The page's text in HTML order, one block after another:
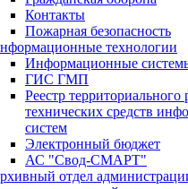
Контакты
Пожарная безопасность
технологии
Информационные
ГИС ГМП
Реестр территориального
технических средств
систем
Электронный бюджет
АС "Свод-СМАРТ"
отдел